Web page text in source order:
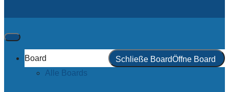
Board Schließe BoardÖffne Board
Alle Boards